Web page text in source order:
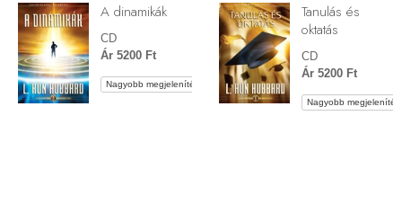
A dinamikák
CD
Ár 5200 Ft
Nagyobb megjelenítés
Tanulás és
oktatás
CD
Ár 5200 Ft
Nagyobb megjelenítés